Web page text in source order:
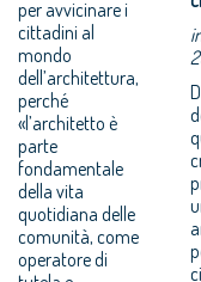
per avvicinare i
cittadini al
mondo
dell’architettura,
perché
«l’architetto è
parte
fondamentale
della vita
quotidiana delle
comunità, come
operatore di